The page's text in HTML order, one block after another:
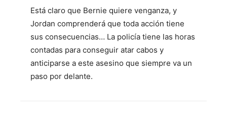
Está claro que Bernie quiere venganza, y
Jordan comprenderá que toda acción tiene
sus consecuencias… La policía tiene las horas
contadas para conseguir atar cabos y
anticiparse a este asesino que siempre va un
paso por delante.